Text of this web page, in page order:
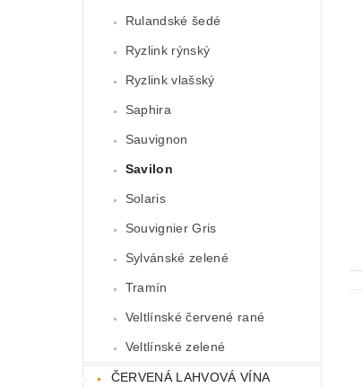
Rulandské šedé
Ryzlink rýnský
Ryzlink vlašský
Saphira
Sauvignon
Savilon
Solaris
Souvignier Gris
Sylvánské zelené
Tramín
Veltlínské červené rané
Veltlínské zelené
ČERVENÁ LAHVOVÁ VÍNA